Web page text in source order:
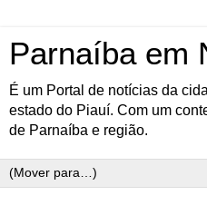
Parnaíba em
É um Portal de notícias da
estado do Piauí. Com um
de Parnaíba e região.